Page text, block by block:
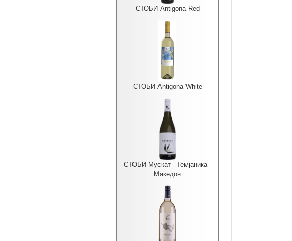
СТОБИ Antigona Red
СТОБИ Antigona White
СТОБИ Мускат - Темјаника -
Македон